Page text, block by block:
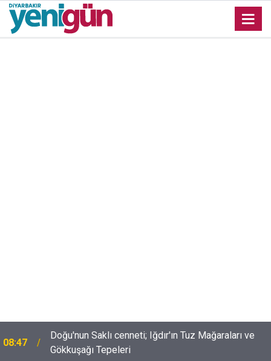
08:47
Doğu'nun Saklı cenneti; Iğdır'ın Tuz Mağaraları ve
Gökkuşağı Tepeleri